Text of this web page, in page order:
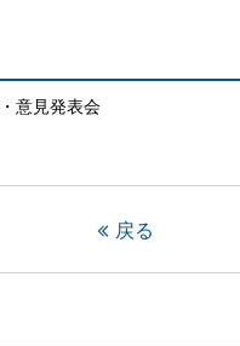
意見発表会
戻る